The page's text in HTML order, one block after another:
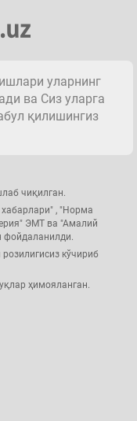
уларнинг
ва Сиз уларга
қилишингиз
чиқилган.
, "Норма
ЭМТ ва "Амалий
фойдаланилди.
кўчириб
ҳимояланган.